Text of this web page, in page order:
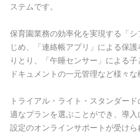
ステムです。
保育園業務の効率化を実現する「
じめ、「連絡帳アプリ」による保
りとり、「午睡センサー」による
ドキュメントの一元管理など様々な
トライアル・ライト・スタンダー
適なプランを選ぶことができ、導
設定のオンラインサポートが受けら